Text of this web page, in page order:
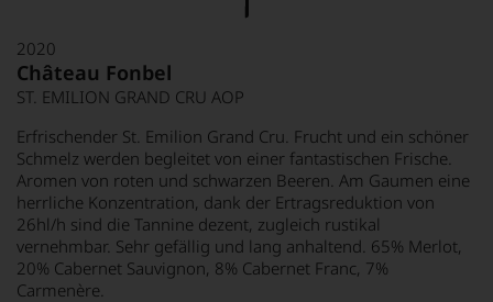
2020
Château Fonbel
ST. EMILION GRAND CRU AOP
Erfrischender St. Emilion Grand Cru. Frucht und ein schöner
Schmelz werden begleitet von einer fantastischen Frische.
Aromen von roten und schwarzen Beeren. Am Gaumen eine
herrliche Konzentration, dank der Ertragsreduktion von
26hl/h sind die Tannine dezent, zugleich rustikal
vernehmbar. Sehr gefällig und lang anhaltend. 65% Merlot,
20% Cabernet Sauvignon, 8% Cabernet Franc, 7%
Carmenère.